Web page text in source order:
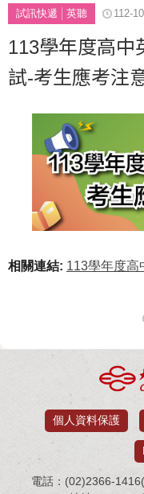
試訊快遞 英聽 112-
113學年度高中
試-考生應考注
相關連結: 113學年度高
個人資料保護
電話：(02)2366-